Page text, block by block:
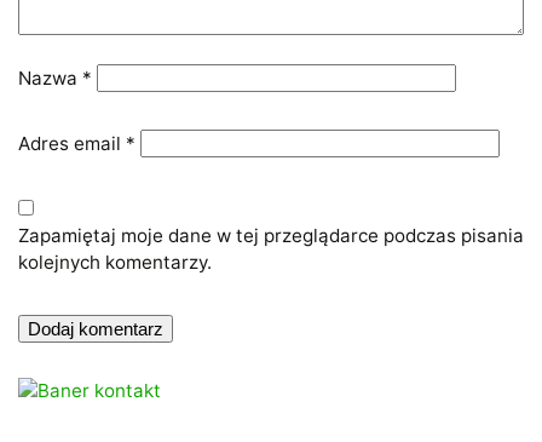
Nazwa *
Adres email *
Zapamiętaj moje dane w tej przeglądarce podczas pisania
kolejnych komentarzy.